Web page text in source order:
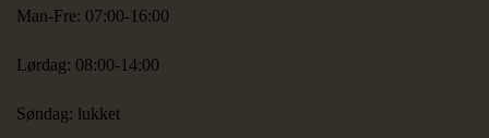
Man-Fre: 07:00-16:00
Lørdag: 08:00-14:00
Søndag: lukket